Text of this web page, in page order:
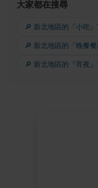
大家都在搜尋
🔎 新北地區的『小吃』
🔎 新北地區的『晚餐
🔎 新北地區的『宵夜』